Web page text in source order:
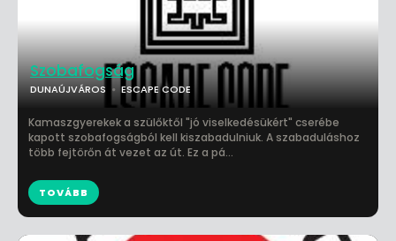
Szobafogság
DUNAÚJVÁROS ESCAPE CODE
Kamaszgyerekek a szülőktől "jó viselkedésükért" cserébe
kapott szobafogságból kell kiszabadulniuk. A szabaduláshoz
több fejtörőn át vezet az út. Ez a pá...
TOVÁBB